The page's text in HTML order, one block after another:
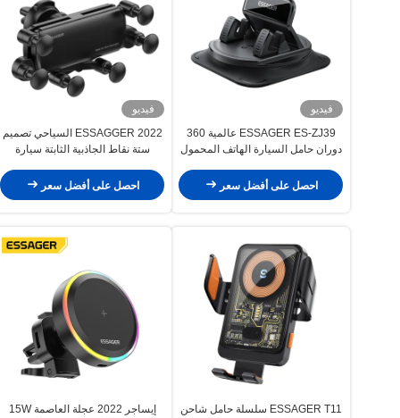
فيديو
ESSAGER ES-ZJ39 عالمية 360
دوران حامل السيارة الهاتف المحمول
احصل على أفضل سعر
فيديو
ESSAGGER 2022 السياحي تصميم
ستة نقاط الجاذبية الثابتة سيارة
احصل على أفضل سعر
ESSAGER T11 سلسلة حامل شاحن
إيساجر 2022 عجلة العاصمة 15W